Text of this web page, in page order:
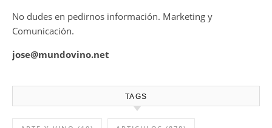
No dudes en pedirnos información. Marketing y
Comunicación.
jose@mundovino.net
TAGS